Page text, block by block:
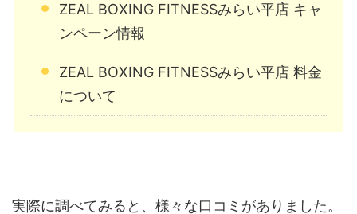
ZEAL BOXING FITNESSみらい平店 キャ
ンペーン情報
ZEAL BOXING FITNESSみらい平店 料金
について
実際に調べてみると、様々な口コミがありました。